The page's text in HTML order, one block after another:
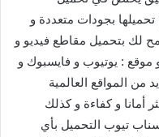
بجودات متعددة و
لك بتحميل مقاطع فيديو و
: يوتيوب و فايسبوك و
من المواقع العالمية
أمانا و كفاءة و كذلك
تيوب التحميل بأي